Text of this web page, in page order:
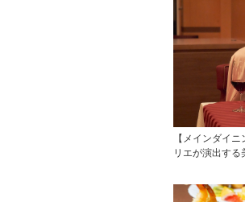
【メインダイ
リエが演出する